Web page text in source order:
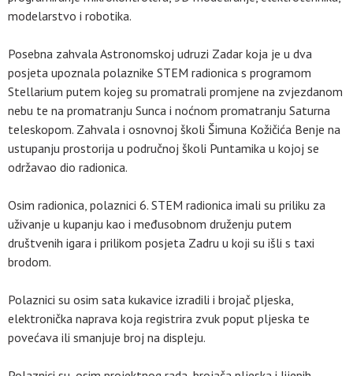
modelarstvo i robotika.
Posebna zahvala Astronomskoj udruzi Zadar koja je u dva
posjeta upoznala polaznike STEM radionica s programom
Stellarium putem kojeg su promatrali promjene na zvjezdanom
nebu te na promatranju Sunca i noćnom promatranju Saturna
teleskopom. Zahvala i osnovnoj školi Šimuna Kožičića Benje na
ustupanju prostorija u područnoj školi Puntamika u kojoj se
održavao dio radionica.
Osim radionica, polaznici 6. STEM radionica imali su priliku za
uživanje u kupanju kao i međusobnom druženju putem
društvenih igara i prilikom posjeta Zadru u koji su išli s taxi
brodom.
Polaznici su osim sata kukavice izradili i brojač pljeska,
elektronička naprava koja registrira zvuk poput pljeska te
povećava ili smanjuje broj na displeju.